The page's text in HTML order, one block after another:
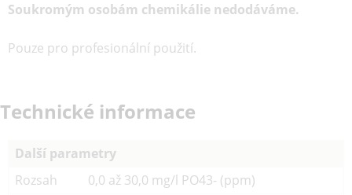
Soukromým osobám chemikálie nedodáváme.
Pouze pro profesionální použití.
Technické informace
Další parametry
Rozsah
0,0 až 30,0 mg/l PO43- (ppm)